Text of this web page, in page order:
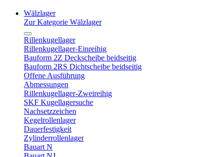
Wälzlager
Zur Kategorie Wälzlager
Rillenkugellager
Rillenkugellager-Einreihig
Bauform 2Z Deckscheibe beidseitig
Bauform 2RS Dichtscheibe beidseitig
Offene Ausführung
Abmessungen
Rillenkugellager-Zweireihig
SKF Kugellagersuche
Nachsetzzeichen
Kegelrollenlager
Dauerfestigkeit
Zylinderrollenlager
Bauart N